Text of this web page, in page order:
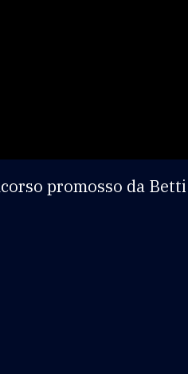
promosso da